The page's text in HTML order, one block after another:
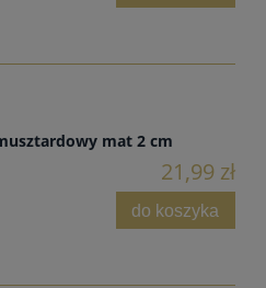
mat 2 cm
21,99 zł
do koszyka